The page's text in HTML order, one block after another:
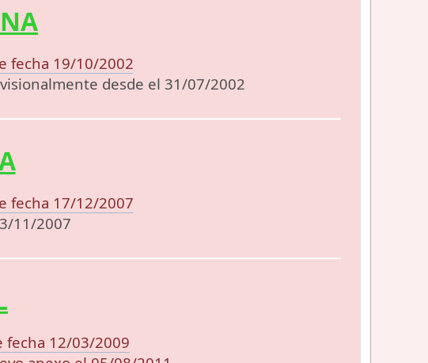
fecha 19/10/2002
desde el 31/07/2002
fecha 17/12/2007
11/2007
fecha 12/03/2009